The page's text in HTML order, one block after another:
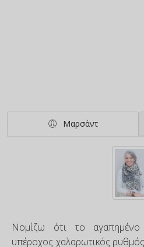
Μαρσάντ
Νομίζω ότι το
υπέροχος χαλαρωτικός